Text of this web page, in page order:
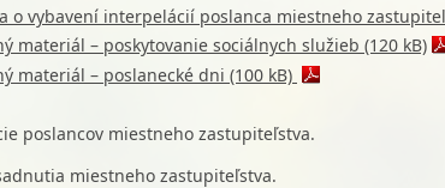
o vybavení interpelácií poslanca miestneho
materiál – poskytovanie sociálnych služieb (120 kB)
materiál – poslanecké dni (100 kB)
poslancov miestneho zastupiteľstva.
miestneho zastupiteľstva.